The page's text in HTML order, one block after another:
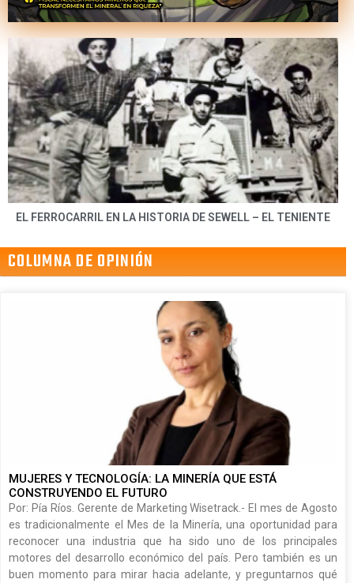
EL FERROCARRIL EN LA HISTORIA DE SEWELL – EL TENIENTE
COLUMNA DE OPINIÓN
MUJERES Y TECNOLOGÍA: LA MINERÍA QUE ESTÁ
CONSTRUYENDO EL FUTURO
Por: Pía Ríos. Gerente de Marketing Wisetrack.- El mes de Agosto
es tradicionalmente el Mes de la Minería, una oportunidad para
reconocer una industria que ha sido uno de los principales
motores del desarrollo económico del país. Pero también es un
buen momento para mirar hacia adelante, y preguntarnos qué